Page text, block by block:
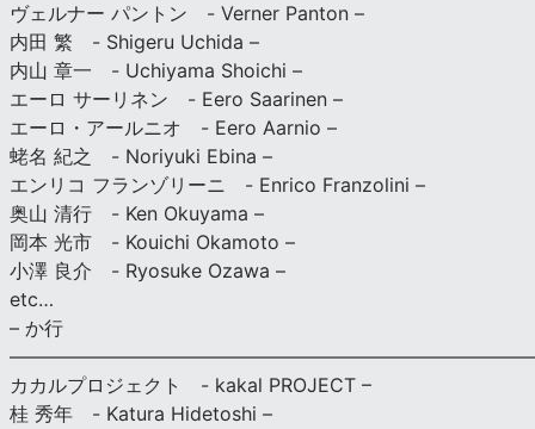
ヴェルナー パントン - Verner Panton –
内田 繁 - Shigeru Uchida –
内山 章一 - Uchiyama Shoichi –
エーロ サーリネン - Eero Saarinen –
エーロ・アールニオ - Eero Aarnio –
蛯名 紀之 - Noriyuki Ebina –
エンリコ フランゾリーニ - Enrico Franzolini –
奥山 清行 - Ken Okuyama –
岡本 光市 - Kouichi Okamoto –
小澤 良介 - Ryosuke Ozawa –
etc…
– か行
カカルプロジェクト - kakal PROJECT –
桂 秀年 - Katura Hidetoshi –